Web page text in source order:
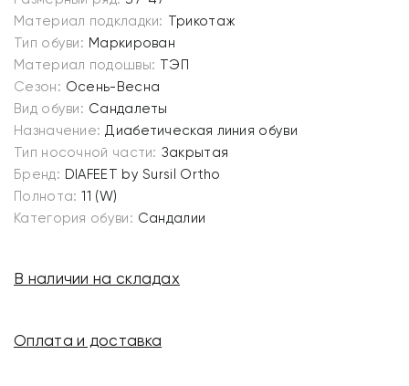
Материал подкладки: Трикотаж
Тип обуви: Маркирован
Материал подошвы: ТЭП
Сезон: Осень-Весна
Вид обуви: Сандалеты
Назначение: Диабетическая линия обуви
Тип носочной части: Закрытая
Бренд: DIAFEET by Sursil Ortho
Полнота: 11 (W)
Категория обуви: Сандалии
В наличии на складах
Оплата и доставка